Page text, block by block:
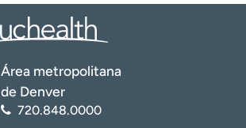
Área metropolitana
de Denver
720.848.0000